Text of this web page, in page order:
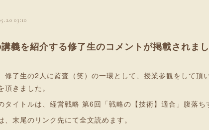
03:10
義を紹介する修了生のコメントが掲載されま
修了生の2人に監査（笑）の一環として、授業参観をして
頂きました。
タイトルは、経営戦略 第6回「戦略の【技術】適合」腹落ち
、末尾のリンク先にて全文読めます。